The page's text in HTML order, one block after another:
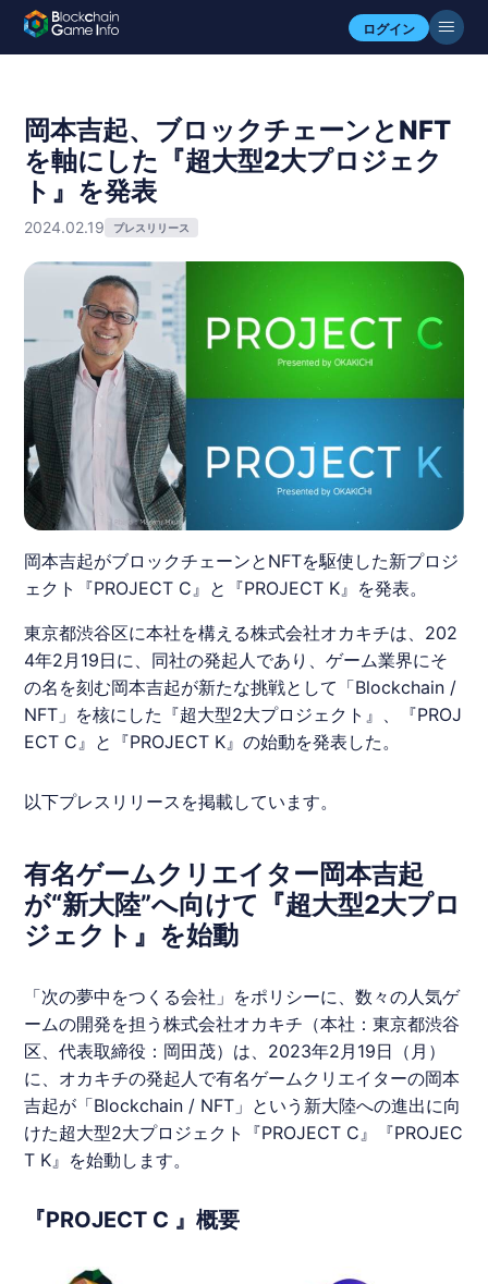
ログイン
岡本吉起、ブロックチェーンとNFT
を軸にした『超大型2大プロジェク
ト』を発表
2024.02.19 プレスリリース
岡本吉起がブロックチェーンとNFTを駆使した新プロジ
ェクト『PROJECT C』と『PROJECT K』を発表。
東京都渋谷区に本社を構える株式会社オカキチは、202
4年2月19日に、同社の発起人であり、ゲーム業界にそ
の名を刻む岡本吉起が新たな挑戦として「Blockchain /
NFT」を核にした『超大型2大プロジェクト』、『PROJ
ECT C』と『PROJECT K』の始動を発表した。
以下プレスリリースを掲載しています。
有名ゲームクリエイター岡本吉起
が“新大陸”へ向けて『超大型2大プロ
ジェクト』を始動
「次の夢中をつくる会社」をポリシーに、数々の人気ゲ
ームの開発を担う株式会社オカキチ（本社：東京都渋谷
区、代表取締役：岡田茂）は、2023年2月19日（月）
に、オカキチの発起人で有名ゲームクリエイターの岡本
吉起が「Blockchain / NFT」という新大陸への進出に向
けた超大型2大プロジェクト『PROJECT C』『PROJEC
T K』を始動します。
『PROJECT C 』概要